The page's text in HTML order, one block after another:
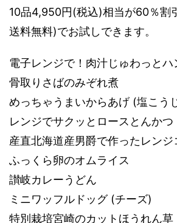
10品4,950円(税込)相当が60％割
送料無料)でお試しできます。
電子レンジで！肉汁じゅわっとハ
骨取りさばのみぞれ煮
めっちゃうまいからあげ (塩こう
レンジでサクッとロースとんかつ
産直北海道産男爵で作ったレンジ
ふっくら卵のオムライス
讃岐カレーうどん
ミニワッフルドッグ (チーズ)
特別栽培宮崎のカットほうれん草